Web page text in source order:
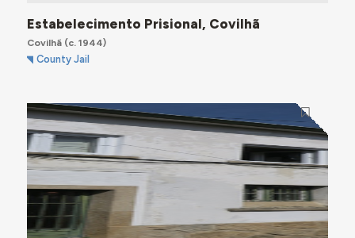
Estabelecimento Prisional, Covilhã
Covilhã(c. 1944)
County Jail